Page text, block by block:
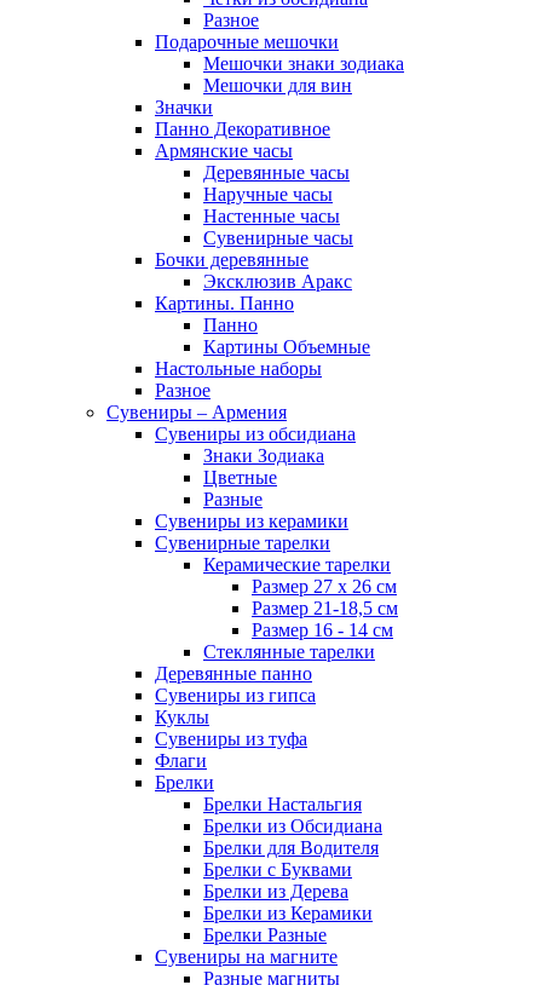
Разное
Подарочные мешочки
Мешочки знаки зодиака
Мешочки для вин
Значки
Панно Декоративное
Армянские часы
Деревянные часы
Наручные часы
Настенные часы
Сувенирные часы
Бочки деревянные
Эксклюзив Аракс
Картины. Панно
Панно
Картины Объемные
Настольные наборы
Разное
Сувениры – Армения
Сувениры из обсидиана
Знаки Зодиака
Цветные
Разные
Сувениры из керамики
Сувенирные тарелки
Керамические тарелки
Размер 27 х 26 см
Размер 21-18,5 см
Размер 16 - 14 см
Стеклянные тарелки
Деревянные панно
Сувениры из гипса
Куклы
Сувениры из туфа
Флаги
Брелки
Брелки Настальгия
Брелки из Обсидиана
Брелки для Водителя
Брелки с Буквами
Брелки из Дерева
Брелки из Керамики
Брелки Разные
Сувениры на магните
Разные магниты